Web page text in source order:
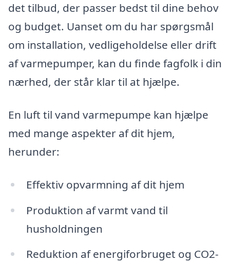
det tilbud, der passer bedst til dine behov
og budget. Uanset om du har spørgsmål
om installation, vedligeholdelse eller drift
af varmepumper, kan du finde fagfolk i din
nærhed, der står klar til at hjælpe.
En luft til vand varmepumpe kan hjælpe
med mange aspekter af dit hjem,
herunder:
Effektiv opvarmning af dit hjem
Produktion af varmt vand til
husholdningen
Reduktion af energiforbruget og CO2-